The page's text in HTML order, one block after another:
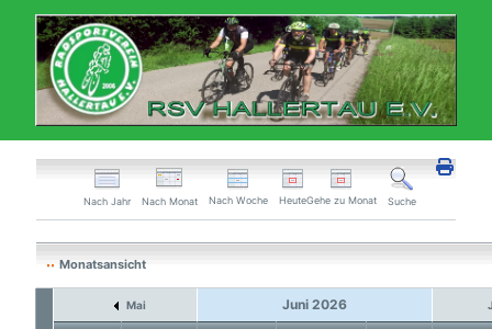
Nach Jahr Nach Monat Nach Woche HeuteGehe zu Monat Suche
Monatsansicht
Mai Juni 2026